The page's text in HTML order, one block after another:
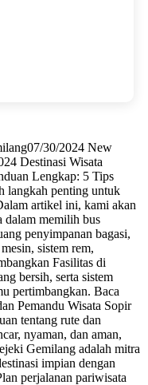
30/2024 New
Destinasi Wisata
Lengkap: 5 Tips
langkah penting untuk
artikel ini, kami akan
dalam memilih bus
penyimpanan bagasi,
sistem rem,
Fasilitas di
bersih, serta sistem
pertimbangkan. Baca
Pemandu Wisata Sopir
tentang rute dan
nyaman, dan aman,
Gemilang adalah mitra
impian dengan
perjalanan pariwisata